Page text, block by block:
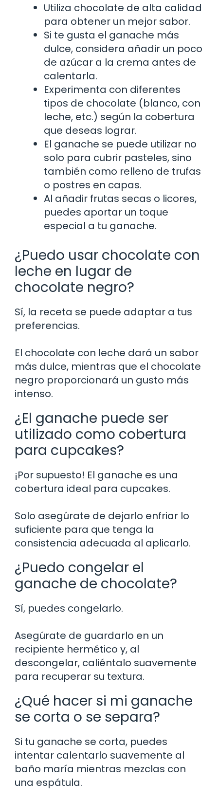
Utiliza chocolate de alta calidad
para obtener un mejor sabor.
Si te gusta el ganache más
dulce, considera añadir un poco
de azúcar a la crema antes de
calentarla.
Experimenta con diferentes
tipos de chocolate (blanco, con
leche, etc.) según la cobertura
que deseas lograr.
El ganache se puede utilizar no
solo para cubrir pasteles, sino
también como relleno de trufas
o postres en capas.
Al añadir frutas secas o licores,
puedes aportar un toque
especial a tu ganache.
¿Puedo usar chocolate con
leche en lugar de
chocolate negro?
Sí, la receta se puede adaptar a tus
preferencias.
El chocolate con leche dará un sabor
más dulce, mientras que el chocolate
negro proporcionará un gusto más
intenso.
¿El ganache puede ser
utilizado como cobertura
para cupcakes?
¡Por supuesto! El ganache es una
cobertura ideal para cupcakes.
Solo asegúrate de dejarlo enfriar lo
suficiente para que tenga la
consistencia adecuada al aplicarlo.
¿Puedo congelar el
ganache de chocolate?
Sí, puedes congelarlo.
Asegúrate de guardarlo en un
recipiente hermético y, al
descongelar, caliéntalo suavemente
para recuperar su textura.
¿Qué hacer si mi ganache
se corta o se separa?
Si tu ganache se corta, puedes
intentar calentarlo suavemente al
baño maría mientras mezclas con
una espátula.